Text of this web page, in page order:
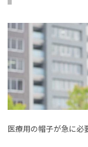
医療用の帽子が急に必